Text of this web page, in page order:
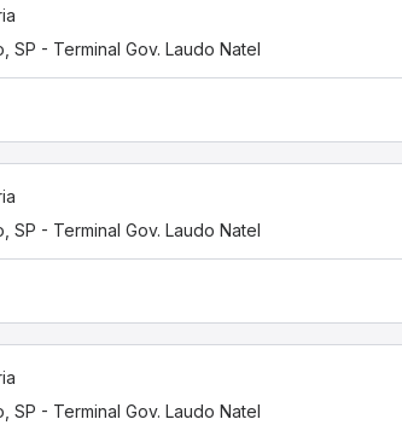
SP - Terminal Gov. Laudo Natel
SP - Terminal Gov. Laudo Natel
SP - Terminal Gov. Laudo Natel